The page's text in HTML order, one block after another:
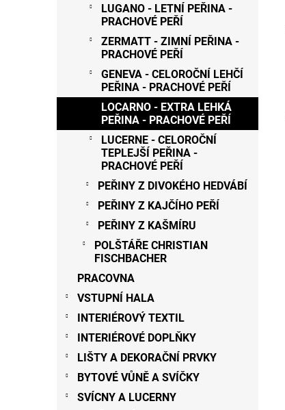
LUGANO - LETNÍ PEŘINA -
PRACHOVÉ PEŘÍ
ZERMATT - ZIMNÍ PEŘINA -
PRACHOVÉ PEŘÍ
GENEVA - CELOROČNÍ LEHČÍ
PEŘINA - PRACHOVÉ PEŘÍ
LOCARNO - EXTRA LEHKÁ
PEŘINA - PRACHOVÉ PEŘÍ
LUCERNE - CELOROČNÍ
TEPLEJŠÍ PEŘINA -
PRACHOVÉ PEŘÍ
PEŘINY Z DIVOKÉHO HEDVÁBÍ
PEŘINY Z KAJČÍHO PEŘÍ
PEŘINY Z KAŠMÍRU
POLŠTÁŘE CHRISTIAN
FISCHBACHER
PRACOVNA
VSTUPNÍ HALA
INTERIÉROVÝ TEXTIL
INTERIÉROVÉ DOPLŇKY
LIŠTY A DEKORAČNÍ PRVKY
BYTOVÉ VŮNĚ A SVÍČKY
SVÍCNY A LUCERNY